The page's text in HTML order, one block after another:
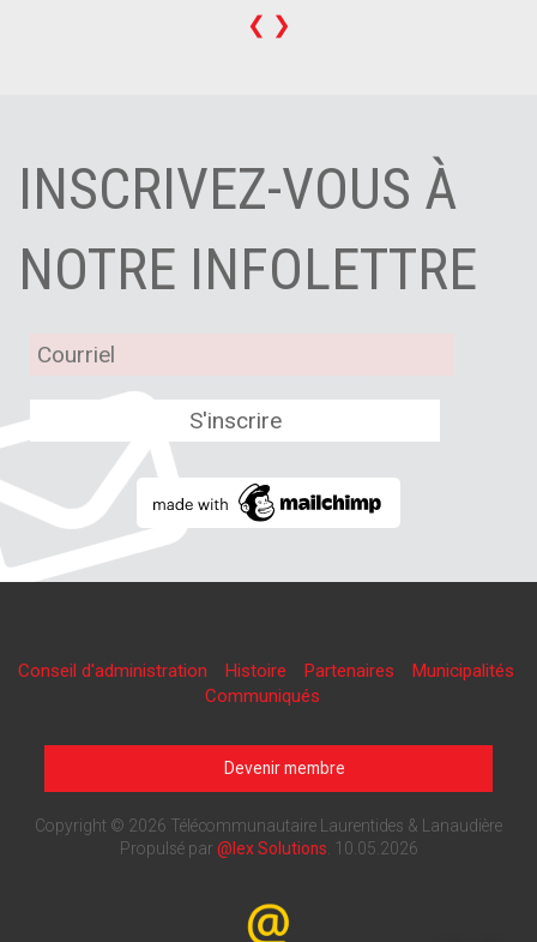
❮ ❯
INSCRIVEZ-VOUS À
NOTRE INFOLETTRE
Conseil d'administration Histoire Partenaires
Municipalités
Communiqués
Devenir membre
Copyright © 2026 Télécommunautaire Laurentides & Lanaudière
Propulsé par @lex Solutions 10.05.2026